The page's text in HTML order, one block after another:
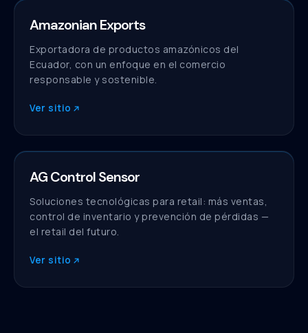
Sitio web
Amazonian Exports
Exportadora de productos amazónicos del
Ecuador, con un enfoque en el comercio
responsable y sostenible.
Ver sitio
Sitio web
AG Control Sensor
Soluciones tecnológicas para retail: más ventas,
control de inventario y prevención de pérdidas —
el retail del futuro.
Ver sitio